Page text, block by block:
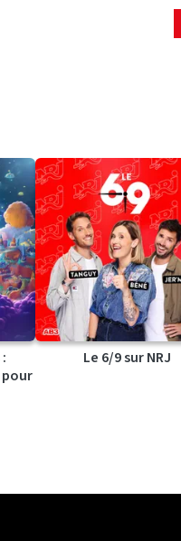
Le 6/9 sur NRJ